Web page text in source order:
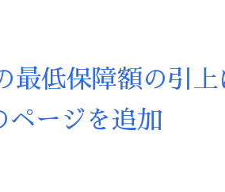
最低保障額の引
ページを追加